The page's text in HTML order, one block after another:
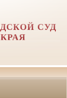
СУД